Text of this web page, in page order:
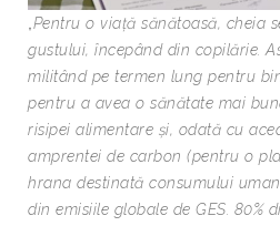
„Pentru o viață sănătoasă, cheia
gustului, începând din copilărie.
militând pe termen lung pentru
pentru a avea o sănătate mai
risipei alimentare și, odată cu
amprentei de carbon (pentru o
hrana destinată consumului
din emisiile globale de GES. 80%